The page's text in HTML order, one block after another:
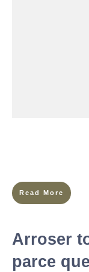
Read More
Arroser
parce